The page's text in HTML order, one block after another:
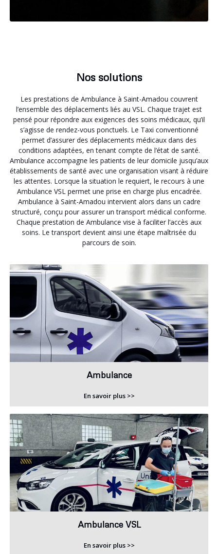
Nos solutions
Les prestations de Ambulance à Saint-Amadou couvrent
l’ensemble des déplacements liés au VSL. Chaque trajet est
pensé pour répondre aux exigences des soins médicaux, qu’il
s’agisse de rendez-vous ponctuels. Le Taxi conventionné
permet d’assurer des déplacements médicaux dans des
conditions adaptées, en tenant compte de l’état de santé.
Ambulance accompagne les patients de leur domicile jusqu’aux
établissements de santé avec une organisation visant à réduire
les attentes. Lorsque la situation le requiert, le recours à une
Ambulance VSL permet une prise en charge plus encadrée.
Ambulance à Saint-Amadou intervient alors dans un cadre
structuré, conçu pour assurer un transport médical conforme.
Chaque prestation de Ambulance vise à faciliter l’accès aux
soins. Le transport devient ainsi une étape maîtrisée du
parcours de soin.
Ambulance
En savoir plus >>
Ambulance VSL
En savoir plus >>